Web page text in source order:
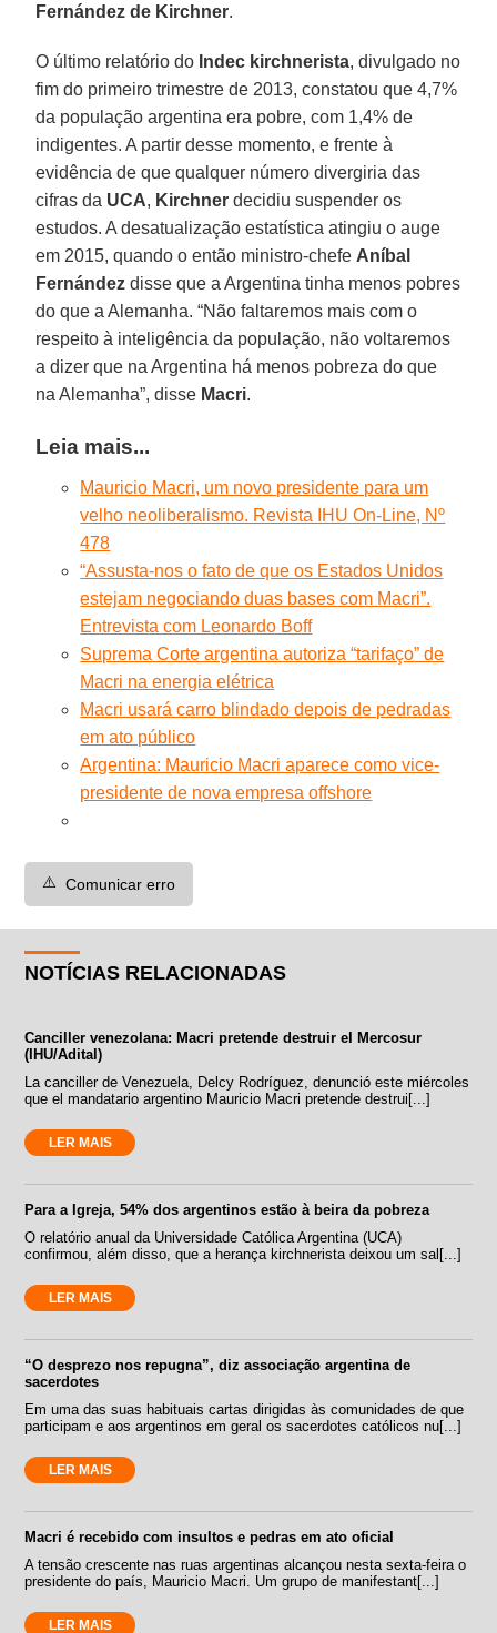
Fernández de Kirchner.
O último relatório do Indec kirchnerista, divulgado no
fim do primeiro trimestre de 2013, constatou que 4,7%
da população argentina era pobre, com 1,4% de
indigentes. A partir desse momento, e frente à
evidência de que qualquer número divergiria das
cifras da UCA, Kirchner decidiu suspender os
estudos. A desatualização estatística atingiu o auge
em 2015, quando o então ministro-chefe Aníbal
Fernández disse que a Argentina tinha menos pobres
do que a Alemanha. “Não faltaremos mais com o
respeito à inteligência da população, não voltaremos
a dizer que na Argentina há menos pobreza do que
na Alemanha”, disse Macri.
Leia mais...
Mauricio Macri, um novo presidente para um
velho neoliberalismo. Revista IHU On-Line, Nº
478
“Assusta-nos o fato de que os Estados Unidos
estejam negociando duas bases com Macri”.
Entrevista com Leonardo Boff
Suprema Corte argentina autoriza “tarifaço” de
Macri na energia elétrica
Macri usará carro blindado depois de pedradas
em ato público
Argentina: Mauricio Macri aparece como vice-
presidente de nova empresa offshore
⚠️ Comunicar erro
NOTÍCIAS RELACIONADAS
Canciller venezolana: Macri pretende destruir el Mercosur
(IHU/Adital)
La canciller de Venezuela, Delcy Rodríguez, denunció este miércoles
que el mandatario argentino Mauricio Macri pretende destrui[...]
LER MAIS
Para a Igreja, 54% dos argentinos estão à beira da pobreza
O relatório anual da Universidade Católica Argentina (UCA)
confirmou, além disso, que a herança kirchnerista deixou um sal[...]
LER MAIS
“O desprezo nos repugna”, diz associação argentina de
sacerdotes
Em uma das suas habituais cartas dirigidas às comunidades de que
participam e aos argentinos em geral os sacerdotes católicos nu[...]
LER MAIS
Macri é recebido com insultos e pedras em ato oficial
A tensão crescente nas ruas argentinas alcançou nesta sexta-feira o
presidente do país, Mauricio Macri. Um grupo de manifestant[...]
LER MAIS